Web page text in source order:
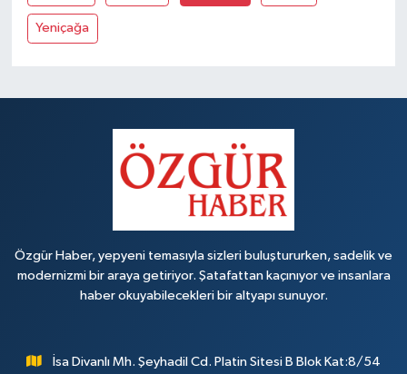
Yeniçağa
Özgür Haber, yepyeni temasıyla sizleri buluştururken, sadelik ve
modernizmi bir araya getiriyor. Şatafattan kaçınıyor ve insanlara
haber okuyabilecekleri bir altyapı sunuyor.
İsa Divanlı Mh. Şeyhadil Cd. Platin Sitesi B Blok Kat:8/54